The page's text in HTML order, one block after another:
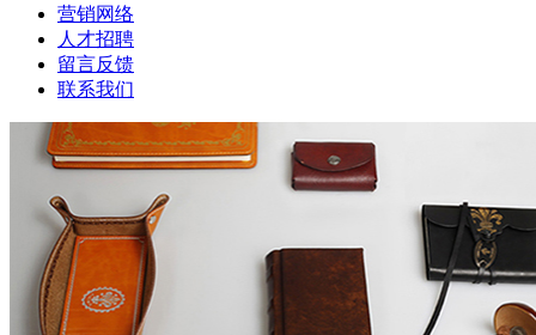
营销网络
人才招聘
留言反馈
联系我们